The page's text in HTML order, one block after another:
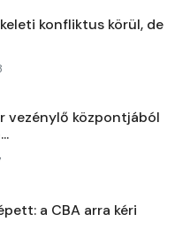
konfliktus körül, de
vezénylő központjából
a CBA arra kéri